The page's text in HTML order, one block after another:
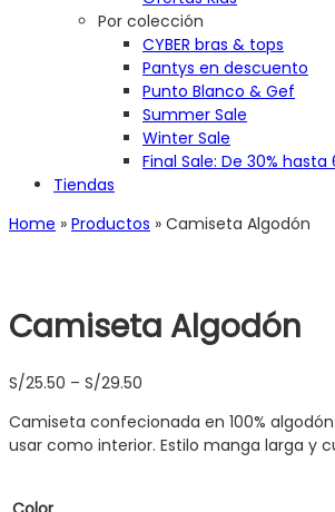
Por colección
CYBER bras & tops
Pantys en descuento
Punto Blanco & Gef
Summer Sale
Winter Sale
Final Sale: De 30% hasta
Tiendas
Home » Productos » Camiseta Algodón
Camiseta Algodón
S/25.50 – S/29.50
Camiseta confecionada en 100%
usar como interior. Estilo manga larga y